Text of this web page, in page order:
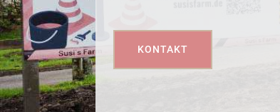
KONTAKT